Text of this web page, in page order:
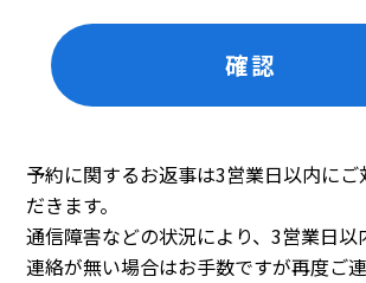
予約に関するお返事は3営業日以内に
だきます。
通信障害などの状況により、3営業日以
連絡が無い場合はお手数ですが再度ご連